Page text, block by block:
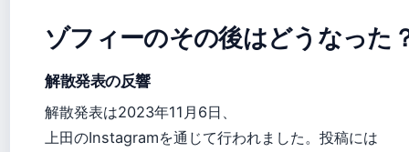
ゾフィーのその後はどうなった
解散発表の反響
解散発表は2023年11月6日、
上田のInstagramを通じて行われました。投稿には